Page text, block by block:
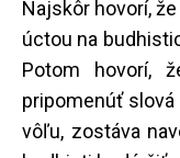
Najskôr hovorí,
úctou na
Potom hovorí,
pripomenúť slová
vôľu, zostáva